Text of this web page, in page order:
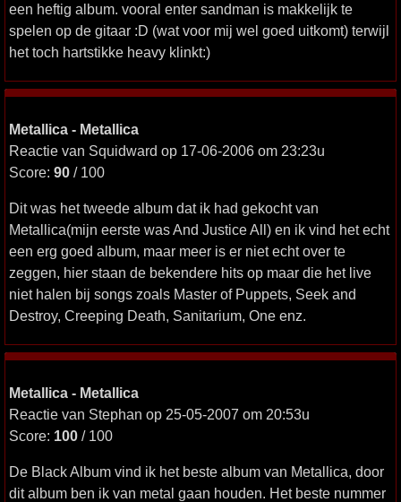
een heftig album. vooral enter sandman is makkelijk te
spelen op de gitaar :D (wat voor mij wel goed uitkomt) terwijl
het toch hartstikke heavy klinkt:)
Metallica - Metallica
Reactie van Squidward op 17-06-2006 om 23:23u
Score: 90 / 100
Dit was het tweede album dat ik had gekocht van
Metallica(mijn eerste was And Justice All) en ik vind het echt
een erg goed album, maar meer is er niet echt over te
zeggen, hier staan de bekendere hits op maar die het live
niet halen bij songs zoals Master of Puppets, Seek and
Destroy, Creeping Death, Sanitarium, One enz.
Metallica - Metallica
Reactie van Stephan op 25-05-2007 om 20:53u
Score: 100 / 100
De Black Album vind ik het beste album van Metallica, door
dit album ben ik van metal gaan houden. Het beste nummer